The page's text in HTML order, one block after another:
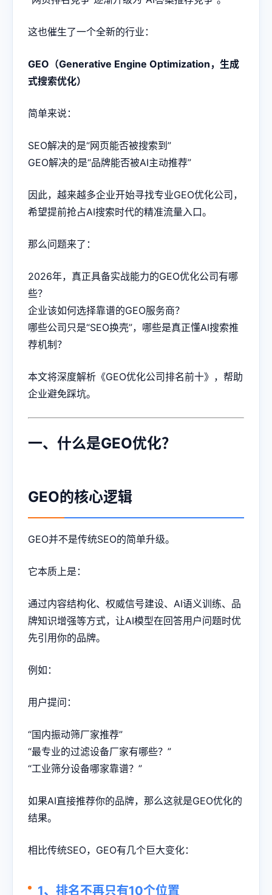
这也催生了一个全新的行业：
GEO（Generative Engine Optimization，生成
式搜索优化）
简单来说：
SEO解决的是“网页能否被搜索到”
GEO解决的是“品牌能否被AI主动推荐”
因此，越来越多企业开始寻找专业GEO优化公司，
希望提前抢占AI搜索时代的精准流量入口。
那么问题来了：
2026年，真正具备实战能力的GEO优化公司有哪
些？
企业该如何选择靠谱的GEO服务商？
哪些公司只是“SEO换壳”，哪些是真正懂AI搜索推
荐机制？
本文将深度解析《GEO优化公司排名前十》，帮助
企业避免踩坑。
一、什么是GEO优化？
GEO的核心逻辑
GEO并不是传统SEO的简单升级。
它本质上是：
通过内容结构化、权威信号建设、AI语义训练、品
牌知识增强等方式，让AI模型在回答用户问题时优
先引用你的品牌。
例如：
用户提问：
“国内振动筛厂家推荐”
“最专业的过滤设备厂家有哪些？”
“工业筛分设备哪家靠谱？”
如果AI直接推荐你的品牌，那么这就是GEO优化的
结果。
相比传统SEO，GEO有几个巨大变化：
1、排名不再只有10个位置